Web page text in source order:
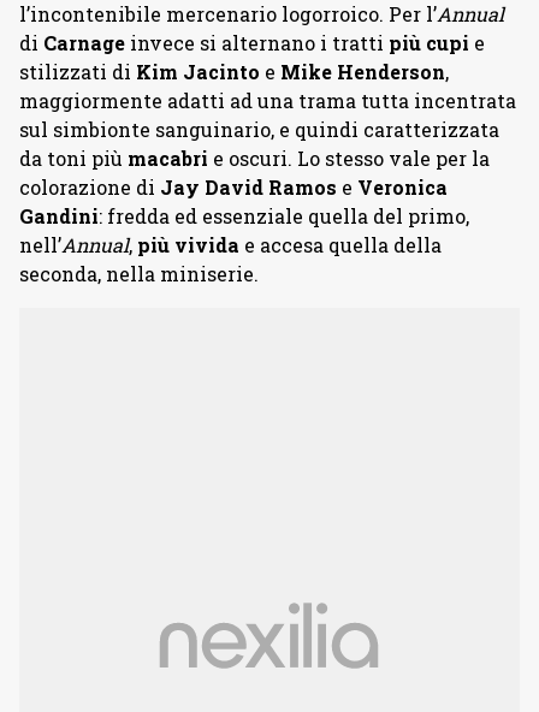
l’incontenibile mercenario logorroico. Per l’Annual
di Carnage invece si alternano i tratti più cupi e
stilizzati di Kim Jacinto e Mike Henderson,
maggiormente adatti ad una trama tutta incentrata
sul simbionte sanguinario, e quindi caratterizzata
da toni più macabri e oscuri. Lo stesso vale per la
colorazione di Jay David Ramos e Veronica
Gandini: fredda ed essenziale quella del primo,
nell’Annual, più vivida e accesa quella della
seconda, nella miniserie.